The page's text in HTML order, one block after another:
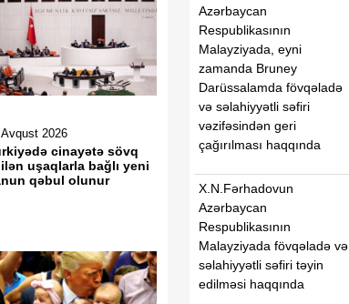
2026
cinayətə sövq
uşaqlarla bağlı yeni
qəbul olunur
Azərbaycan
Respublikasının
Malayziyada, eyni
zamanda Bruney
Darüssalamda fövqəladə
və səlahiyyətli səfiri
vəzifəsindən geri
çağırılması haqqında
X.N.Fərhadovun
Azərbaycan
Respublikasının
Malayziyada fövqəladə və
səlahiyyətli səfiri təyin
edilməsi haqqında